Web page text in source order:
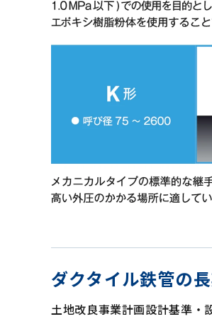
ダクタイル鉄管の
土地改良事業計画設計基準・